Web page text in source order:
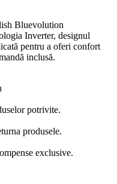
Bluevolution
Inverter, designul
pentru a oferi confort
inclusă.
potrivite.
produsele.
exclusive.